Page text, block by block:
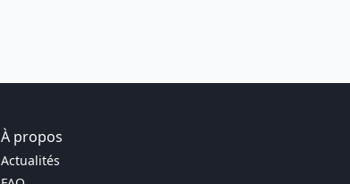
À propos
Actualités